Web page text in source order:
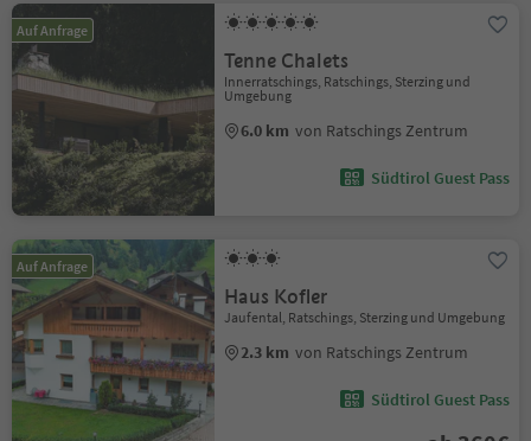
Auf Anfrage
Tenne Chalets
Innerratschings, Ratschings, Sterzing und
Umgebung
6.0 km von Ratschings Zentrum
Südtirol Guest Pass
Auf Anfrage
Haus Kofler
Jaufental, Ratschings, Sterzing und Umgebung
2.3 km von Ratschings Zentrum
Südtirol Guest Pass